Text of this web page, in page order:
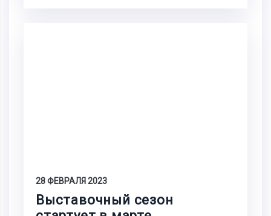
28 ФЕВРАЛЯ 2023
Выставочный сезон